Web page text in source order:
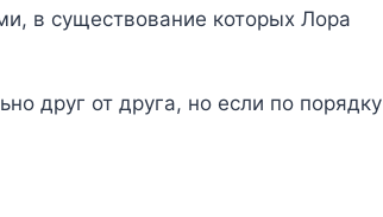
в существование которых Лора
друг от друга, но если по порядку